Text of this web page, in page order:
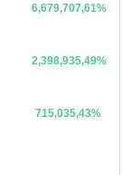
6,679,707,61%
2,398,935,49%
715,035,43%